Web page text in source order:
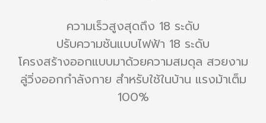
ความเร็วสูงสุดถึง 18 ระดับ
ปรับความชันแบบไฟฟ้า 18 ระดับ
โครงสร้างออกแบบมาด้วยความสมดุล สวยงาม
ลู่วิ่งออกกำลังกาย สำหรับใช้ในบ้าน แรงม้าเต็ม
100%